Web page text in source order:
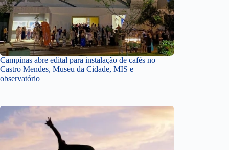
Campinas abre edital para instalação de cafés no
Castro Mendes, Museu da Cidade, MIS e
observatório